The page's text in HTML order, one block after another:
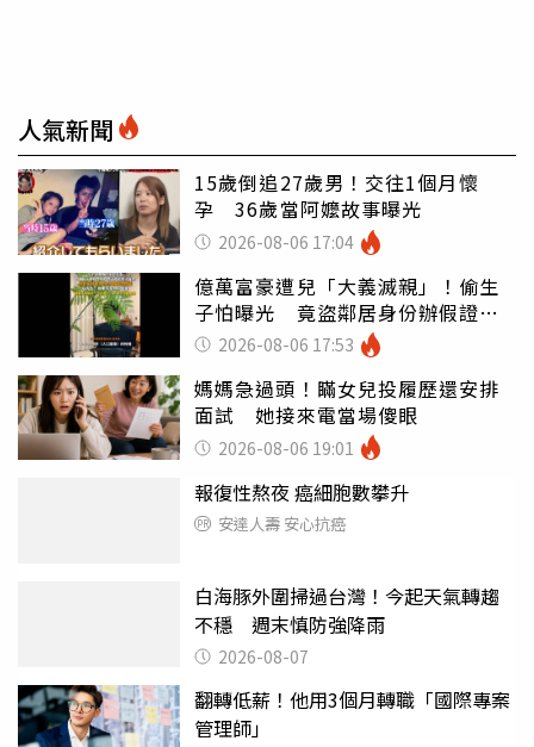
人氣新聞
15歲倒追27歲男！交往1個月懷
孕 36歲當阿嬤故事曝光
2026-08-06 17:04
億萬富豪遭兒「大義滅親」！偷生
子怕曝光 竟盜鄰居身份辦假證落
戶 2026-08-06 17:53
媽媽急過頭！瞞女兒投履歷還安排
面試 她接來電當場傻眼
2026-08-06 19:01
報復性熬夜 癌細胞數攀升
安達人壽 安心抗癌
白海豚外圍掃過台灣！今起天氣轉趨
不穩 週末慎防強降雨
2026-08-07
翻轉低薪！他用3個月轉職「國際專案
管理師」